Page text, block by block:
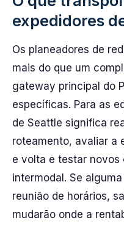
expedidores
Os planeadores de
mais do que um
gateway principal do
específicas. Para as
de Seattle significa
roteamento, avaliar a
e volta e testar novos
intermodal. Se
reunião de horários,
mudarão onde a